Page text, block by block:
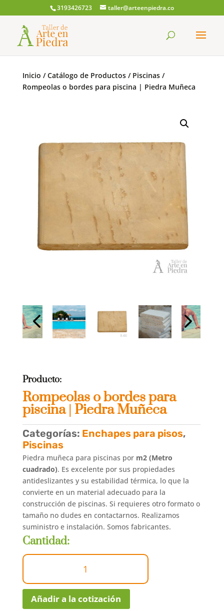
3193426723 taller@arteenpiedra.co
Búsqueda
productos
Inicio /Catálogo de Productos/ Piscinas/
Rompeolas o bordes para piscina | Piedra Muñeca
Producto:
Rompeolas o bordes para
piscina | Piedra Muñeca
Categorías: Enchapes para pisos,
Piscinas
Piedra muñeca para piscinas por m2 (Metro
cuadrado). Es excelente por sus propiedades
antideslizantes y su estabilidad térmica, lo que la
convierte en un material adecuado para la
construcción de piscinas. Si requieres otro formato o
tamaño no dudes en contactarnos. Realizamos
suministro e instalación. Somos fabricantes.
Cantidad:
Rompeolas o
piscina
Piedra
Añadir a la cotización